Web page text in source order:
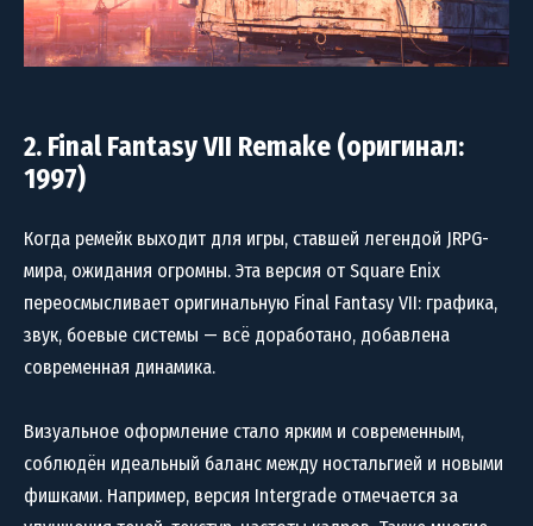
2. Final Fantasy VII Remake (оригинал:
1997)
Когда ремейк выходит для игры, ставшей легендой JRPG-
мира, ожидания огромны. Эта версия от Square Enix
переосмысливает оригинальную Final Fantasy VII: графика,
звук, боевые системы — всё доработано, добавлена
современная динамика.
Визуальное оформление стало ярким и современным,
соблюдён идеальный баланс между ностальгией и новыми
фишками. Например, версия Intergrade отмечается за